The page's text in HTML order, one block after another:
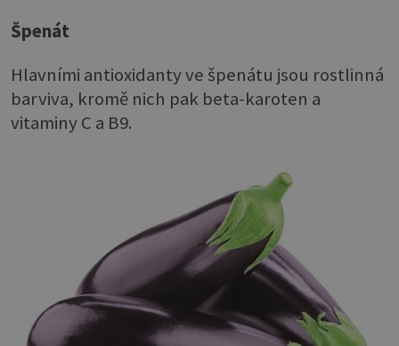
Špenát
Hlavními antioxidanty ve špenátu jsou rostlinná
barviva, kromě nich pak beta-karoten a
vitaminy C a B9.